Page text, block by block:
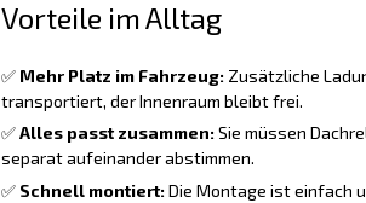
Vorteile im Alltag
✅ Mehr Platz im Fahrzeug:Zusätzliche
transportiert, der Innenraum bleibt frei.
✅Alles passt zusammen:Sie müssen
separat aufeinander abstimmen.
✅ Schnell montiert:Die Montage ist einfach